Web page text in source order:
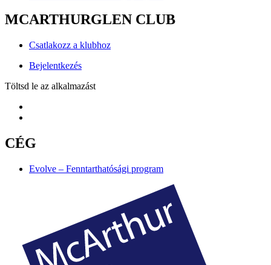
MCARTHURGLEN CLUB
Csatlakozz a klubhoz
Bejelentkezés
Töltsd le az alkalmazást
CÉG
Evolve – Fenntarthatósági program